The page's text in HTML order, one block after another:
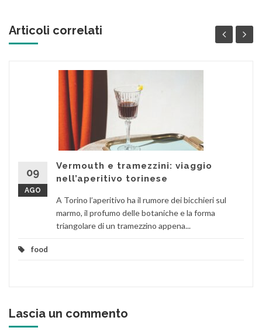
Articoli correlati
09
AGO
Vermouth e tramezzini: viaggio
nell’aperitivo torinese
A Torino l’aperitivo ha il rumore dei bicchieri sul
marmo, il profumo delle botaniche e la forma
triangolare di un tramezzino appena...
food
Lascia un commento